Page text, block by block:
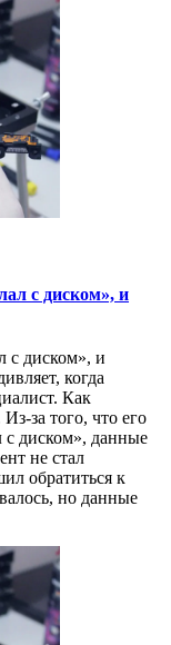
с диском», и
с диском», и
когда
Как
за того, что его
с диском», данные
не стал
обратиться к
но данные